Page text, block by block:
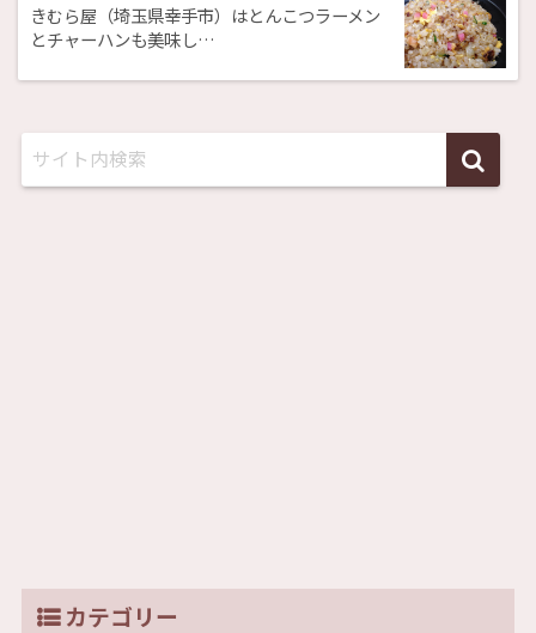
きむら屋（埼玉県幸手市）はとんこつラーメン
とチャーハンも美味し…
カテゴリー